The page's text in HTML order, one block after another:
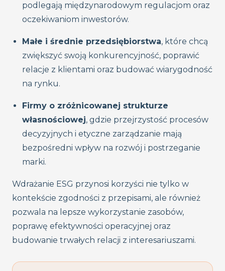
podlegają międzynarodowym regulacjom oraz
oczekiwaniom inwestorów.
Małe i średnie przedsiębiorstwa, które chcą
zwiększyć swoją konkurencyjność, poprawić
relacje z klientami oraz budować wiarygodność
na rynku.
Firmy o zróżnicowanej strukturze
własnościowej, gdzie przejrzystość procesów
decyzyjnych i etyczne zarządzanie mają
bezpośredni wpływ na rozwój i postrzeganie
marki.
Wdrażanie ESG przynosi korzyści nie tylko w
kontekście zgodności z przepisami, ale również
pozwala na lepsze wykorzystanie zasobów,
poprawę efektywności operacyjnej oraz
budowanie trwałych relacji z interesariuszami.